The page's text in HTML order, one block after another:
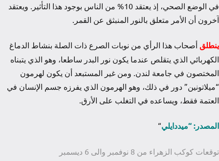
في الوضع الصحي، إذ يعتقد 10% من الناس بوجود هذا التأثير. ويعتقد
آخرون أن الأمر متعلق بالنور المنبثق عن القمر.
ينطلق أصحاب هذا الرأي من نوبات الصرع ذات الصلة بنشاط الدماغ
الكهربائي الذي يتقلص عندما يكون نور البدر ساطعا، وهو الذي يتبناه
المختصون في جامعة لندن. ومن غير المستبعد أن يكون لهرمون
“ميلاتونين” دور في ذلك، وهو الهرمون الذي يفرزه جسم الإنسان في
العتمة فقط، ويساعده في التغلب على الأرق.
المصدر: “ميددايلي“
تصفّح
توقعات كوكب الزهراء من 8 نوفمبر والى 6 ديسمبر